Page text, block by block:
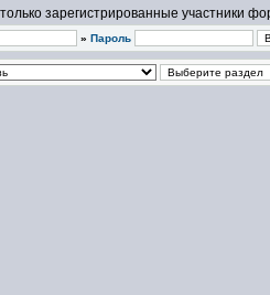
зарегистрированные участники
» Пароль